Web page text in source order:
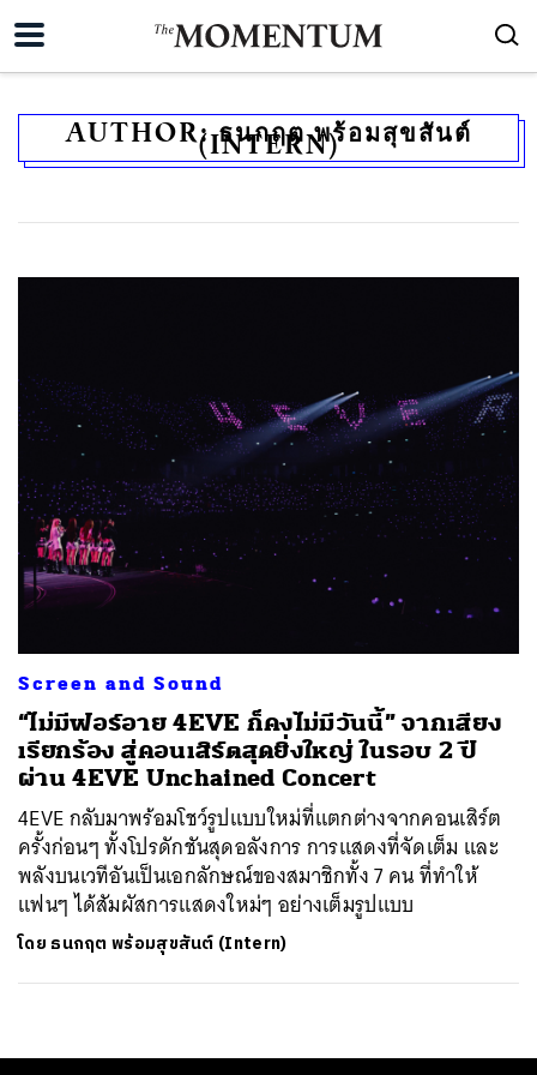
AUTHOR:ธนกฤต พร้อมสุขสันต์
(INTERN)
Screen and Sound
“ไม่มีฟอร์อาย 4EVE ก็คงไม่มีวันนี้” จากเสียง
เรียกร้อง สู่คอนเสิร์ตสุดยิ่งใหญ่ ในรอบ 2 ปี
ผ่าน 4EVE Unchained Concert
4EVE กลับมาพร้อมโชว์รูปแบบใหม่ที่แตกต่างจากคอนเสิร์ต
ครั้งก่อนๆ ทั้งโปรดักชันสุดอลังการ การแสดงที่จัดเต็ม และ
พลังบนเวทีอันเป็นเอกลักษณ์ของสมาชิกทั้ง 7 คน ที่ทำให้
แฟนๆ ได้สัมผัสการแสดงใหม่ๆ อย่างเต็มรูปแบบ
โดย ธนกฤต พร้อมสุขสันต์ (Intern)
SHARE TWEET LINE EMAIL